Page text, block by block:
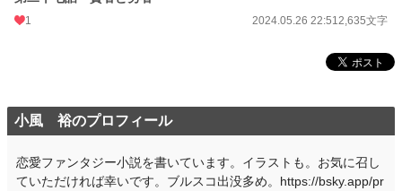
1 2024.05.26 22:512,635文字
小風 裕のプロフィール
恋愛ファンタジー小説を書いています。イラストも。お気に召し
ていただければ幸いです。ブルスコ出没多め。https://bsky.app/pr